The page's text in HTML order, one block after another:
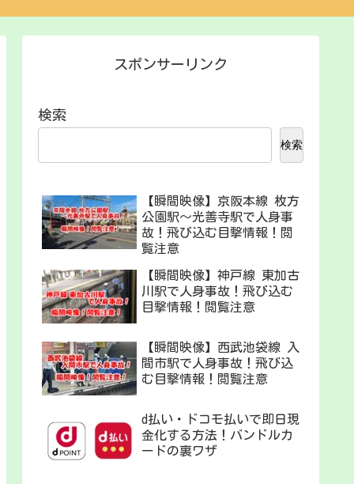
スポンサーリンク
検索
検索
【瞬間映像】京阪本線 枚方
公園駅〜光善寺駅で人身事
故！飛び込む目撃情報！閲
覧注意
【瞬間映像】神戸線 東加古
川駅で人身事故！飛び込む
目撃情報！閲覧注意
【瞬間映像】西武池袋線 入
間市駅で人身事故！飛び込
む目撃情報！閲覧注意
d払い・ドコモ払いで即日現
金化する方法！バンドルカ
ードの裏ワザ